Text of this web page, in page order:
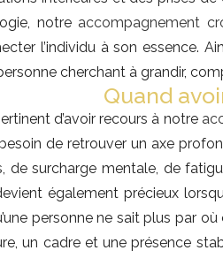
notre accompagnement
l’individu à son essence.
cherchant à grandir,
Quand
d’avoir recours à notre
de retrouver un axe
de surcharge mentale, de
également précieux
personne ne sait plus par
un cadre et une présence